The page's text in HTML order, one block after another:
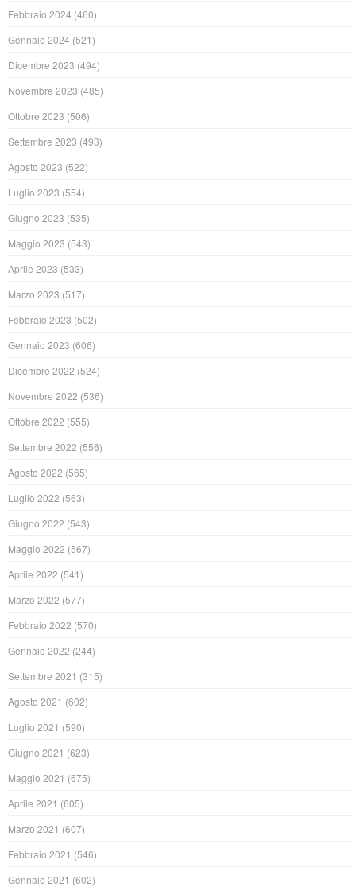
Febbraio 2024 (460)
Gennaio 2024 (521)
Dicembre 2023 (494)
Novembre 2023 (485)
Ottobre 2023 (506)
Settembre 2023 (493)
Agosto 2023 (522)
Luglio 2023 (554)
Giugno 2023 (535)
Maggio 2023 (543)
Aprile 2023 (533)
Marzo 2023 (517)
Febbraio 2023 (502)
Gennaio 2023 (606)
Dicembre 2022 (524)
Novembre 2022 (536)
Ottobre 2022 (555)
Settembre 2022 (556)
Agosto 2022 (565)
Luglio 2022 (563)
Giugno 2022 (543)
Maggio 2022 (567)
Aprile 2022 (541)
Marzo 2022 (577)
Febbraio 2022 (570)
Gennaio 2022 (244)
Settembre 2021 (315)
Agosto 2021 (602)
Luglio 2021 (590)
Giugno 2021 (623)
Maggio 2021 (675)
Aprile 2021 (605)
Marzo 2021 (607)
Febbraio 2021 (546)
Gennaio 2021 (602)